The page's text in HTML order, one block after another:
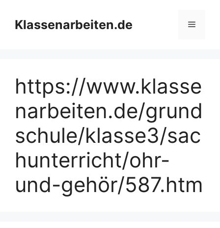
Inhalt
springenKlassenarbeiten.de Menü
https://www.klasse
narbeiten.de/grund
schule/klasse3/sac
hunterricht/ohr-
und-gehör/587.htm